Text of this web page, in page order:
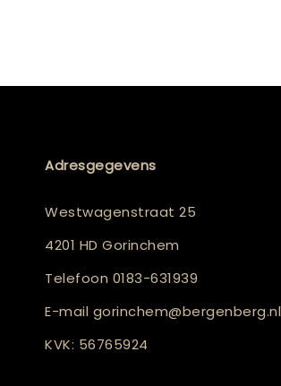
Adresgegevens
Westwagenstraat 25
4201 HD Gorinchem
Telefoon 0183-631939
E-mail gorinchem@bergenberg.nl
KVK: 56765924